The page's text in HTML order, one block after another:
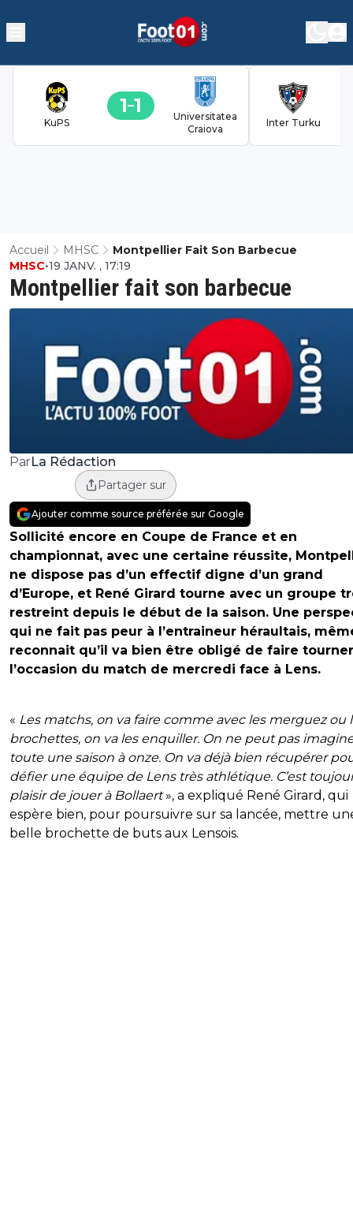
KuPS
1 1
Universitatea
Craiova
Inter Turku
Accueil MHSC Montpellier Fait Son Barbecue
Montpellier fait son barbecue
MHSC•19 JANV. , 17:19
ParLa Rédaction
Partager sur
Ajouter comme source préférée sur Google
Sollicité encore en Coupe de France et en
championnat, avec une certaine réussite,
ne dispose pas d’un effectif digne d’un grand
d’Europe, et René Girard tourne avec un groupe
restreint depuis le début de la saison. Une
qui ne fait pas peur à l’entraineur héraultais,
reconnait qu’il va bien être obligé de faire
l’occasion du match de mercredi face à Lens.
« Les matchs, on va faire comme avec les merguez ou
brochettes, on va les enquiller. On ne peut pas
toute une saison à onze. On va déjà bien récupérer
défier une équipe de Lens très athlétique. C’est
plaisir de jouer à Bollaert», a expliqué René Girard, qui
espère bien, pour poursuivre sur sa lancée, mettre
belle brochette de buts aux Lensois.